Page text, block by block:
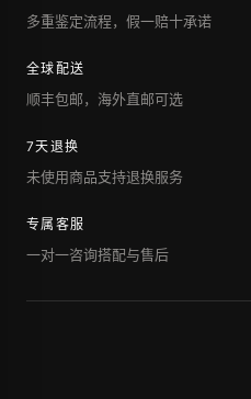
多重鉴定流程，假一赔十承诺
全球配送
顺丰包邮，海外直邮可选
7天退换
未使用商品支持退换服务
专属客服
一对一咨询搭配与售后